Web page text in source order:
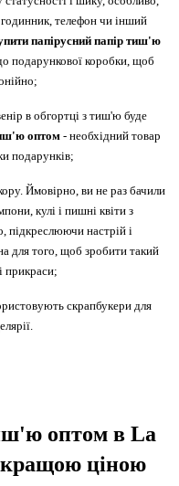
телефон чи інший
папірусний папір тиш'ю
подарункової коробки, щоб
в обгортці з тиш'ю буде
оптом - необхідний товар
подарунків;
Ймовірно, ви не раз бачили
кулі і пишні квіти з
підкреслюючи настрій і
для того, щоб зробити такий
прикраси;
скрапбукери для
оптомв La
ціною